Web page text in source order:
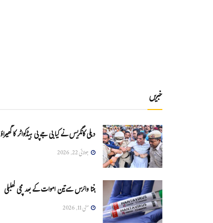
خبریں
دہلی کانگریس نے کیا بی جے پی ہیڈکواٹر کا گھیراؤ
جولائی 22, 2026
ہنتا وائرس سےتین اموات کے بعد مچی کھلبلی
مئی 11, 2026